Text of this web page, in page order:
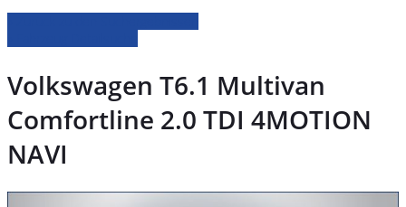
Volkswagen T6.1 Multivan
Comfortline 2.0 TDI 4MOTION
NAVI